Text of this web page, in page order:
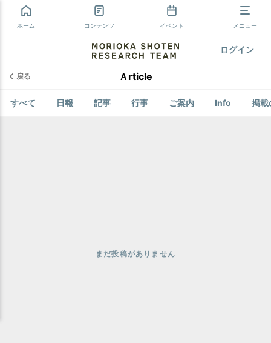
ホーム コンテンツ イベント メニュー
ログイン
戻る Ａrticle
すべて 日報 記事 行事 ご案内 Info 掲載
まだ投稿がありません